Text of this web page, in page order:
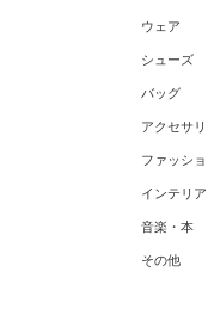
ウェア
シューズ
バッグ
アクセサ
ファッシ
インテリア
音楽・本
その他